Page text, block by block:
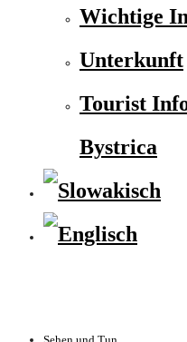
Wichtige
Unterkunft
Tourist
Bystrica